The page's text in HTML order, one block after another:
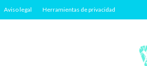
Aviso legal Herramientas de privacidad